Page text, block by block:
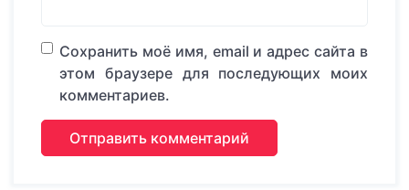
Сохранить моё имя, email и адрес сайта в
этом браузере для последующих моих
комментариев.